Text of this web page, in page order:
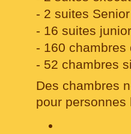
- 2 suites
- 16 suites
- 160
- 52 chambres
Des chambres
pour personnes